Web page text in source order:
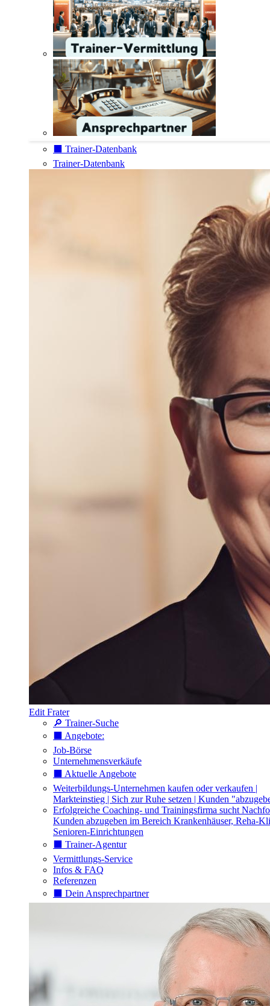
⬛️ Trainer-Datenbank
Trainer-Datenbank
Edit Frater
🔎 Trainer-Suche
⬛️ Angebote:
Job-Börse
Unternehmensverkäufe
⬛️ Aktuelle Angebote
Weiterbildungs-Unternehmen kaufen oder verkaufen |
Markteinstieg | Sich zur Ruhe setzen | Kunden
Erfolgreiche Coaching- und Trainingsfirma sucht
Kunden abzugeben im Bereich Krankenhäuser, Reha-
Senioren-Einrichtungen
⬛️ Trainer-Agentur
Vermittlungs-Service
Infos & FAQ
Referenzen
⬛️ Dein Ansprechpartner